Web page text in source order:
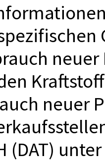
neuer
(DAT) unter